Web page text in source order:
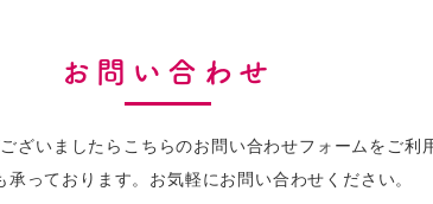
お問い合わせ
ざいましたら こちらのお問い合わせフォームをご利
承っております。 お気軽にお問い合わせください。